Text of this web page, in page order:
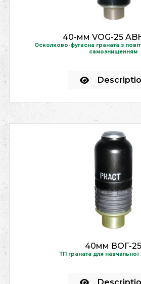
40-мм VOG-25
Осколково-фугасна граната з
самознищенням
40мм ВОГ-25
ТП граната для навчальної